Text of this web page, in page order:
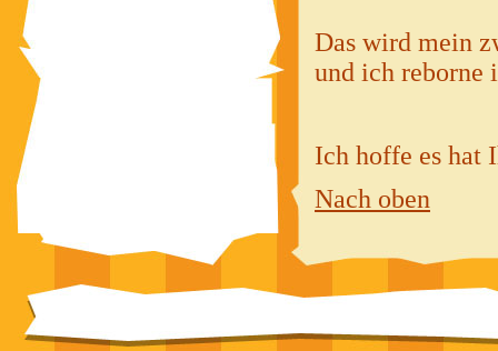
Das wird mein
und ich reborne
Ich hoffe es hat
Nach oben